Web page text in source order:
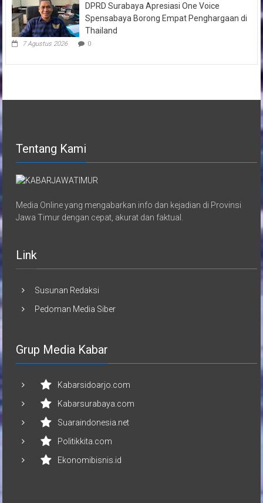
DPRD Surabaya Apresiasi One Voice
Spensabaya Borong Empat Penghargaan di
Thailand
7 Agustus 2026 0
Tentang Kami
Media Online yang mengabarkan info dan kejadian di Provinsi
Jawa Timur dengan cepat, akurat dan faktual.
Link
Susunan Redaksi
Pedoman Media Siber
Grup Media Kabar
Kabarsidoarjo.com
Kabarsurabaya.com
Suaraindonesia.net
Politikkita.com
Ekonomibisnis.id